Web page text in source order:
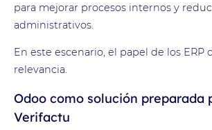
para mejorar procesos internos y
administrativos.
En este escenario, el papel de los ERP
relevancia.
Odoo como solución preparada
Verifactu